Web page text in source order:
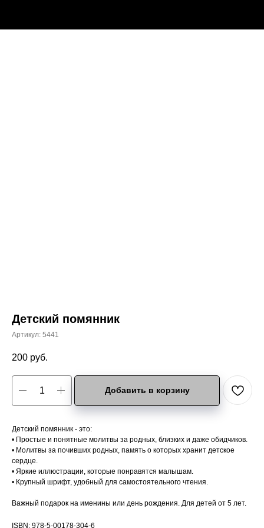
Детский помянник
Артикул: 5441
200 руб.
Добавить в корзину
Детский помянник - это:
• Простые и понятные молитвы за родных, близких и даже обидчиков.
• Молитвы за почивших родных, память о которых хранит детское
сердце.
• Яркие иллюстрации, которые понравятся малышам.
• Крупный шрифт, удобный для самостоятельного чтения.
Важный подарок на именины или день рождения. Для детей от 5 лет.
ISBN: 978-5-00178-304-6